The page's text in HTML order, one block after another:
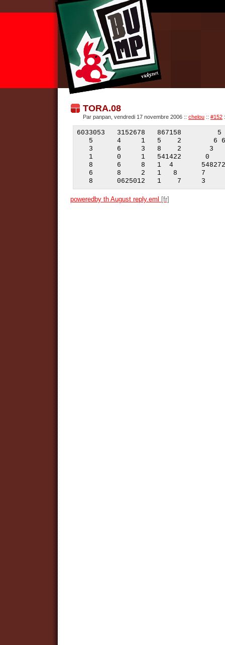
TORA.08
Par panpan, vendredi 17 novembre 2006 :: chelou :: #152
6033053   3152678   867158
5      4     1   5    2        6
3      6     3   8    2       3
1      0     1   541422      0
8      6     8   1  4
6      8     2   1   8      7
8      0625012   1    7     3
poweredby th August reply.eml